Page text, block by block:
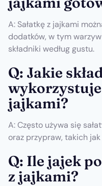
A: Sałatkę z jajkami
dodatków, w tym
składniki według gustu.
Q: Jakie
wykorzystuje
jajkami?
A: Często używa się
oraz przypraw, takich
Q: Ile jajek
z jajkami?